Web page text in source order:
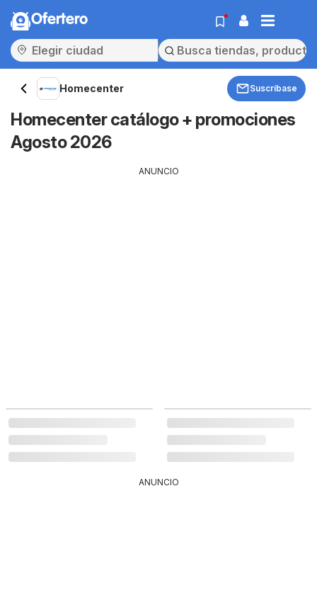
Ofertero
Homecenter Suscríbase
Homecenter catálogo + promociones
Agosto 2026
ANUNCIO
ANUNCIO